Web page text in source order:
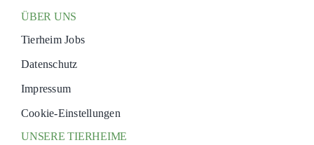
ÜBER UNS
Tierheim Jobs
Datenschutz
Impressum
Cookie-Einstellungen
UNSERE TIERHEIME